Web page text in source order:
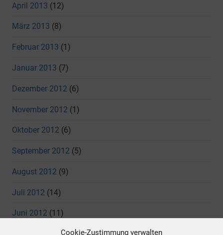
Cookie-Zustimmung verwalten
April 2013 (12)
März 2013 (8)
Februar 2013 (1)
Januar 2013 (7)
Dezember 2012 (6)
November 2012 (1)
Oktober 2012 (6)
September 2012 (5)
August 2012 (9)
Juli 2012 (14)
Juni 2012 (11)